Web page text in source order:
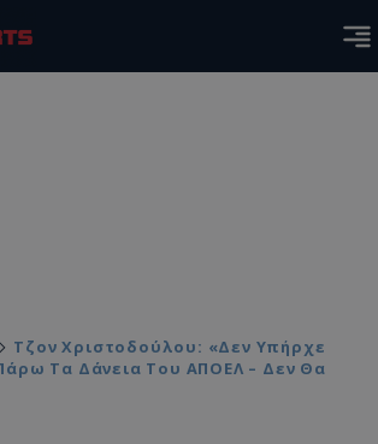
Τζον Χριστοδούλου: «Δεν Υπήρχε
Τα Δάνεια Του ΑΠΟΕΛ – Δεν Θα